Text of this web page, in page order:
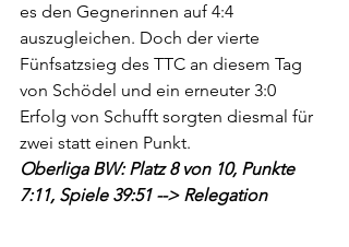
es den Gegnerinnen auf 4:4
auszugleichen. Doch der vierte
Fünfsatzsieg des TTC an diesem Tag
von Schödel und ein erneuter 3:0
Erfolg von Schufft sorgten diesmal für
zwei statt einen Punkt.
Oberliga BW: Platz 8 von 10, Punkte
7:11, Spiele 39:51 --> Relegation